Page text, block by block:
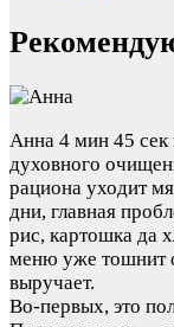
Анна 4 мин 45 сек
духовного
рациона уходит
дни, главная
рис, картошка да
меню уже тошнит
выручает.
Во-первых, это